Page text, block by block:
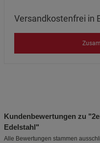
Versandkostenfrei in
Kundenbewertungen zu
Edelstahl"
Alle Bewertungen stammen